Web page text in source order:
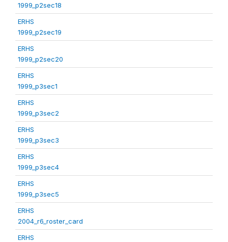
1999_p2sec18
ERHS
1999_p2sec19
ERHS
1999_p2sec20
ERHS
1999_p3sec1
ERHS
1999_p3sec2
ERHS
1999_p3sec3
ERHS
1999_p3sec4
ERHS
1999_p3sec5
ERHS
2004_r6_roster_card
ERHS